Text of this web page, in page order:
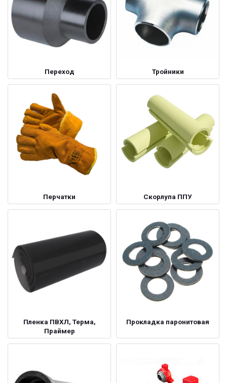
Переход Тройники
Перчатки Скорлупа ППУ
Пленка ПВХЛ, Терма,
Праймер
Прокладка паронитовая